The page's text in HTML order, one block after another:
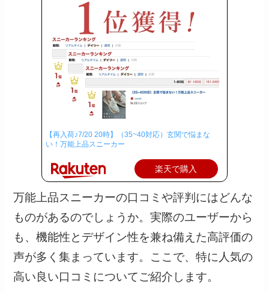
【再入荷♪7/20 20時】（35~40対応）玄関で悩まな
い！万能上品スニーカー
楽天で購入
万能上品スニーカーの口コミや評判にはどんな
ものがあるのでしょうか。実際のユーザーから
も、機能性とデザイン性を兼ね備えた高評価の
声が多く集まっています。ここで、特に人気の
高い良い口コミについてご紹介します。